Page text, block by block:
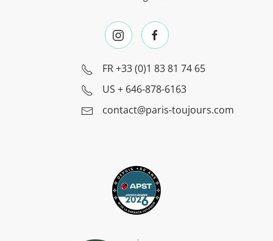
FR+33 (0)1 83 81 74 65
US + 646-878-6163
contact@paris-toujours.com